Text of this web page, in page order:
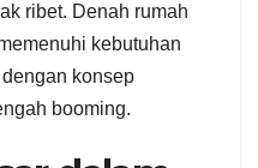
ribet. Denah rumah
kebutuhan
konsep
booming.